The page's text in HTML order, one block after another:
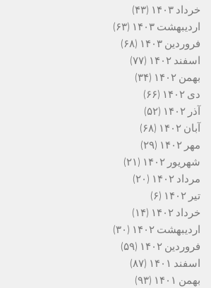
خرداد ۱۴۰۳
(۴۳)
اردیبهشت ۱۴۰۳
(۶۳)
فروردین ۱۴۰۳
(۶۸)
اسفند ۱۴۰۲
(۷۷)
بهمن ۱۴۰۲
(۳۴)
دی ۱۴۰۲
(۶۶)
آذر ۱۴۰۲
(۵۲)
آبان ۱۴۰۲
(۶۸)
مهر ۱۴۰۲
(۲۹)
شهریور ۱۴۰۲
(۲۱)
مرداد ۱۴۰۲
(۲۰)
تیر ۱۴۰۲
(۶)
خرداد ۱۴۰۲
(۱۴)
اردیبهشت ۱۴۰۲
(۳۰)
فروردین ۱۴۰۲
(۵۹)
اسفند ۱۴۰۱
(۸۷)
بهمن ۱۴۰۱
(۹۳)